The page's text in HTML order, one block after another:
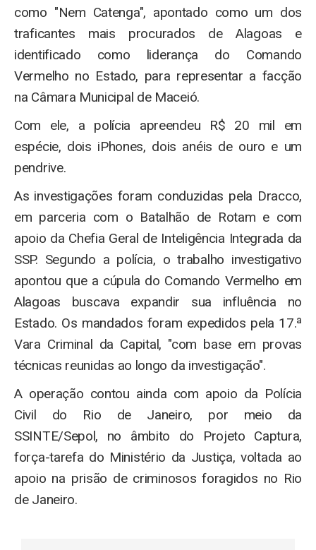
como "Nem Catenga", apontado como um dos
traficantes mais procurados de Alagoas e
identificado como liderança do Comando
Vermelho no Estado, para representar a facção
na Câmara Municipal de Maceió.
Com ele, a polícia apreendeu R$ 20 mil em
espécie, dois iPhones, dois anéis de ouro e um
pendrive.
As investigações foram conduzidas pela Dracco,
em parceria com o Batalhão de Rotam e com
apoio da Chefia Geral de Inteligência Integrada da
SSP. Segundo a polícia, o trabalho investigativo
apontou que a cúpula do Comando Vermelho em
Alagoas buscava expandir sua influência no
Estado. Os mandados foram expedidos pela 17.ª
Vara Criminal da Capital, "com base em provas
técnicas reunidas ao longo da investigação".
A operação contou ainda com apoio da Polícia
Civil do Rio de Janeiro, por meio da
SSINTE/Sepol, no âmbito do Projeto Captura,
força-tarefa do Ministério da Justiça, voltada ao
apoio na prisão de criminosos foragidos no Rio
de Janeiro.